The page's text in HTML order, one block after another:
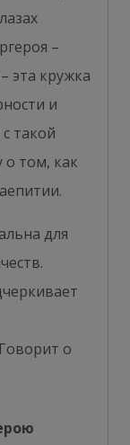
–
эта кружка
и
с такой
о том, как
для
Говорит о